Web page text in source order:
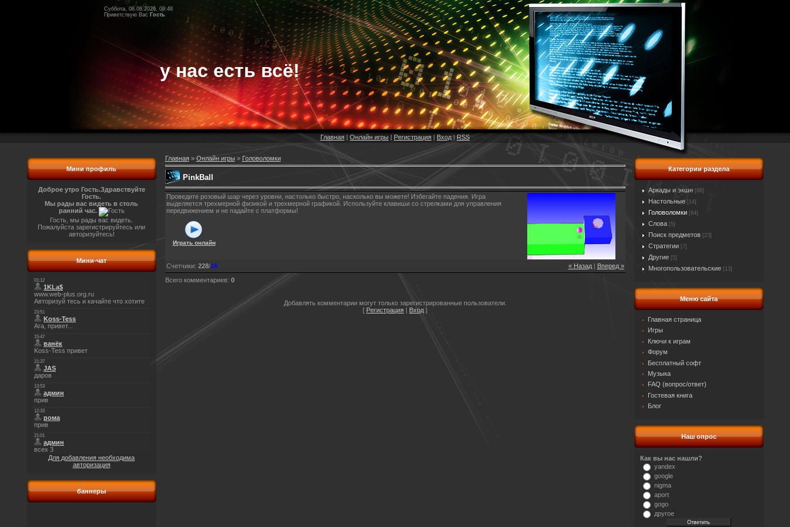
Суббота, 08.08.2026, 09:48
Приветствую Вас Гость
у нас есть всё!
Главная | Онлайн игры | Регистрация | Вход|RSS
Мини профиль
Доброе утро Гость.Здравствуйте
Гость.
Мы рады вас видеть в столь
ранний час.
Гость, мы рады вас видеть.
Пожалуйста зарегистрируйтесь или
авторизуйтесь!
Мини-чат
Для добавления необходима
авторизация
баннеры
Главная» Онлайн игры » Головоломки
PinkBall
Проведите розовый шар через уровни, настолько быстро, насколько вы можете! Избегайте падения. Игра
выделяется трехмерной физикой и трехмерной графикой. Используйте клавиши со стрелками для управления
передвижением и не падайте с платформы!
Играть онлайн
« Назад| Вперед »
Счетчики: 228/16
Всего комментариев: 0
Добавлять комментарии могут только зарегистрированные пользователи.
[ Регистрация Вход ]
Категории раздела
Аркады и экшн [86]
Настольные [14]
Головоломки [64]
Слова [5]
Поиск предметов [23]
Стратегии [7]
Другие [5]
Многопользовательские [13]
Меню сайта
Главная страница
Игры
Ключи к играм
Форум
Бесплатный софт
Музыка
FAQ (вопрос/ответ)
Гостевая книга
Блог
Наш опрос
Как вы нас нашли?
yandex
google
nigma
aport
gogo
другое